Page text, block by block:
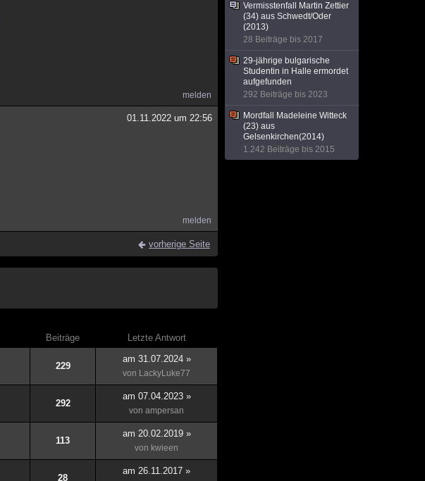
melden
01.11.2022 um 22:56
melden
vorherige Seite
Beiträge
Letzte Antwort
229
am 31.07.2024 »
von LackyLuke77
292
am 07.04.2023 »
von ampersan
113
am 20.02.2019 »
von kwieen
28
am 26.11.2017 »
Vermisstenfall Martin Zettier
(34) aus Schwedt/Oder
(2013)
28 Beiträge bis 2017
29-jährige bulgarische
Studentin in Halle ermordet
aufgefunden
292 Beiträge bis 2023
Mordfall Madeleine Witteck
(23) aus
Gelsenkirchen(2014)
1.242 Beiträge bis 2015